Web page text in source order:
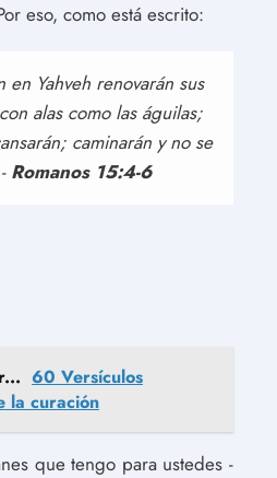
eso, como está escrito:
en Yahveh renovarán sus
alas como las águilas;
caminarán y no se
Romanos 15:4-6
60 Versículos
la curación
que tengo para ustedes -